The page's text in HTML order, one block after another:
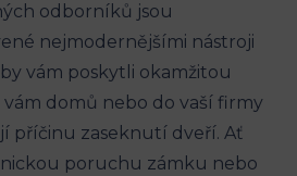
odborníků jsou
nejmodernějšími nástroji
vám poskytli okamžitou
domů nebo do vaší firmy
příčinu zaseknutí dveří. Ať
poruchu zámku nebo